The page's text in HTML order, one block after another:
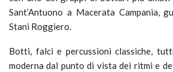
Sant’Antuono a Macerata Campania,
Stani Roggiero.
Botti, falci e percussioni classiche,
moderna dal punto di vista dei ritmi e